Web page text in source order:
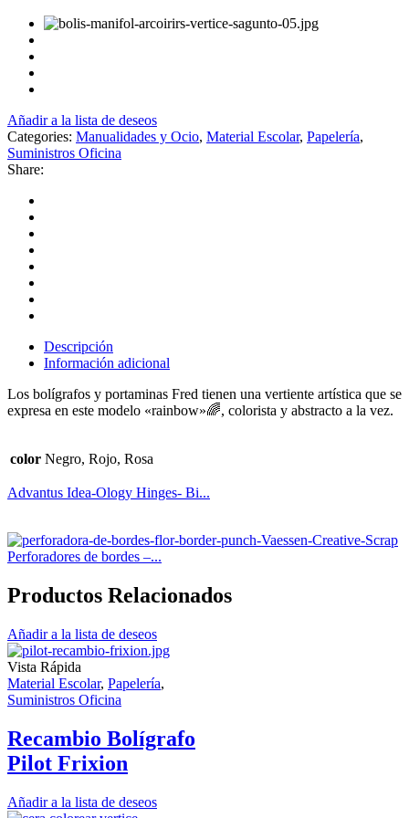
Añadir a la lista de deseos
Categories: Manualidades y Ocio, Material Escolar, Papelería,
Suministros Oficina
Share:
Descripción
Información adicional
Los bolígrafos y portaminas Fred tienen una vertiente artística que se
expresa en este modelo «rainbow»🌈, colorista y abstracto a la vez.
color Negro, Rojo, Rosa
Advantus Idea-Ology Hinges- Bi...
Perforadores de bordes –...
Productos Relacionados
Añadir a la lista de deseos
Vista Rápida
Material Escolar, Papelería,
Suministros Oficina
Recambio Bolígrafo
Pilot Frixion
Añadir a la lista de deseos